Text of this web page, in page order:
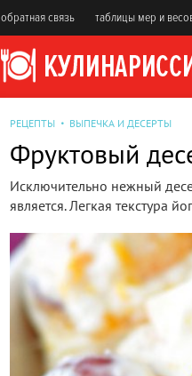
обратная связь таблицы мер и
РЕЦЕПТЫ ВЫПЕЧКА И ДЕСЕРТЫ
Фруктовый
Исключительно нежный
является. Легкая текстура